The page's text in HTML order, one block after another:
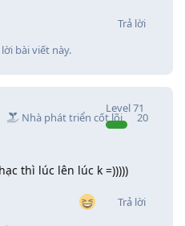
<div
Trả lời
bài viết này.
Nhà phát triển cốt lõi
Level71
20
thì lúc lên lúc k =)))))
Trả lời